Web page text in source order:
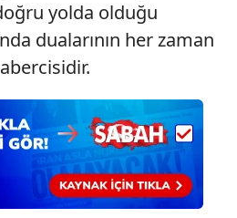
Korunması Kanunu uyarınca
Metnimizi okumak ve sitemizde
.
yolda olduğu
dualarının her zaman